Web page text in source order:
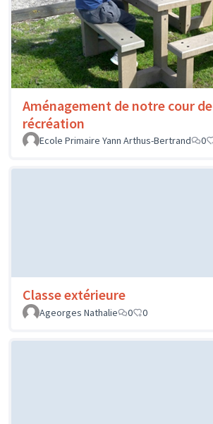
Aménagement de notre cour de
récréation
Ecole Primaire Yann Arthus-Bertrand
0
Classe extérieure
Ageorges Nathalie
0 0